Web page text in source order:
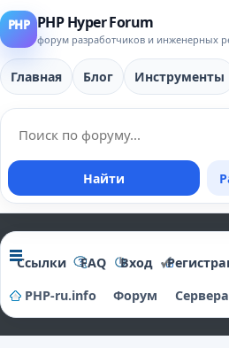
PHP Hyper Forum
форум разработчиков и инженерных
Главная Блог Инструменты
Найти
Ссылки FAQ Вход
PHP-ru.info
Форум
Сервера